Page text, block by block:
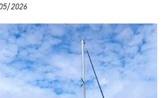
2026